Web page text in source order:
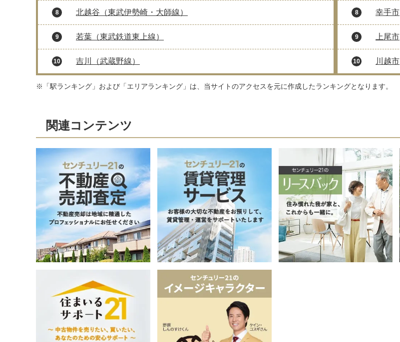
8 北越谷（東武伊勢崎・大師線）
9 若葉（東武鉄道東上線）
10 吉川（武蔵野線）
8 幸手市
9 上尾市
10 川越市
※「駅ランキング」および「エリアランキング」は、当サイトのアクセスを元に作成したランキングとなります。
関連コンテンツ